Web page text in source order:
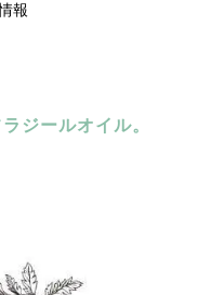
報
ジールオイル。